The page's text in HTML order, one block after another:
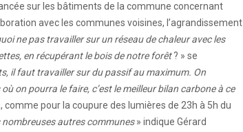
sur les bâtiments de la commune concernant
avec les communes voisines, l’agrandissement
ne pas travailler sur un réseau de chaleur avec les
en récupérant le bois de notre forêt? » se
il faut travailler sur du passif au maximum. On
on pourra le faire, c’est le meilleur bilan carbone à ce
pour la coupure des lumières de 23h à 5h du
nombreuses autres communes» indique Gérard